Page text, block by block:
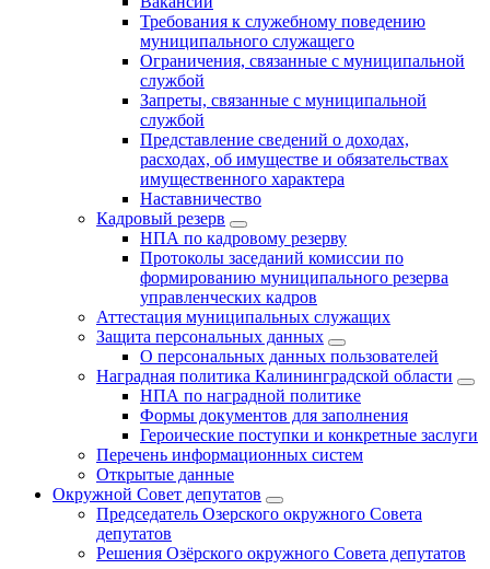
Требования к служебному поведению
муниципального служащего
Ограничения, связанные с муниципальной
службой
Запреты, связанные с муниципальной
службой
Представление сведений о доходах,
расходах, об имуществе и обязательствах
имущественного характера
Наставничество
Кадровый резерв
НПА по кадровому резерву
Протоколы заседаний комиссии по
формированию муниципального резерва
управленческих кадров
Аттестация муниципальных служащих
Защита персональных данных
О персональных данных пользователей
Наградная политика Калининградской области
НПА по наградной политике
Формы документов для заполнения
Героические поступки и конкретные заслуги
Перечень информационных систем
Открытые данные
Окружной Совет депутатов
Председатель Озерского окружного Совета
депутатов
Решения Озёрского окружного Совета депутатов